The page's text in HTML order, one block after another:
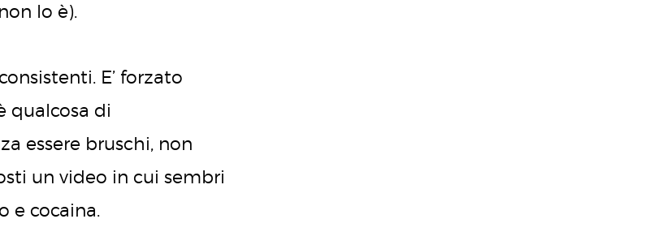
lo è).
E’ forzato
qualcosa di
essere bruschi, non
un video in cui sembri
e cocaina.